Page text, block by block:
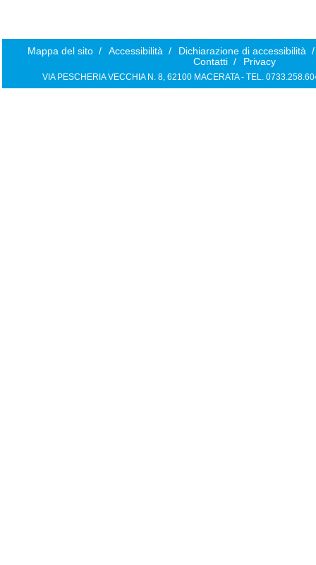
Mappa del sito / Accessibilità / Dichiarazione di accessibilità /
Contatti / Privacy
VIA PESCHERIA VECCHIA N. 8, 62100 MACERATA - TEL.